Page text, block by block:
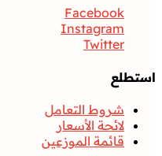
Facebook
Instagram
Twitter
استطلع
شروط التعامل
لائحة الأسعار
قائمة الموزعين